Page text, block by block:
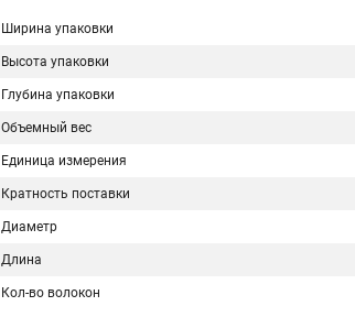
Ширина упаковки
Высота упаковки
Глубина упаковки
Объемный вес
Единица измерения
Кратность поставки
Диаметр
Длина
Кол-во волокон